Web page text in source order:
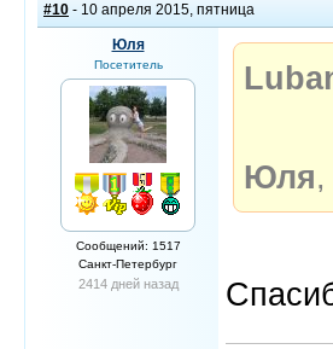
#10 - 10 апреля 2015, пятница
Юля
Посетитель
Сообщений: 1517
Санкт-Петербург
2414 дней назад
Юля